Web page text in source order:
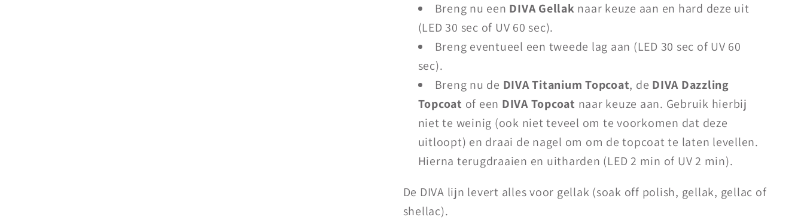
Breng nu een DIVA Gellak naar keuze aan en hard deze uit
(LED 30 sec of UV 60 sec).
Breng eventueel een tweede lag aan (LED 30 sec of UV 60
sec).
Breng nu de DIVA Titanium Topcoat, de DIVA Dazzling
Topcoat of een DIVA Topcoat naar keuze aan. Gebruik hierbij
niet te weinig (ook niet teveel om te voorkomen dat deze
uitloopt) en draai de nagel om om de topcoat te laten levellen.
Hierna terugdraaien en uitharden (LED 2 min of UV 2 min).
De DIVA lijn levert alles voor gellak (soak off polish, gellak, gellac of
shellac).